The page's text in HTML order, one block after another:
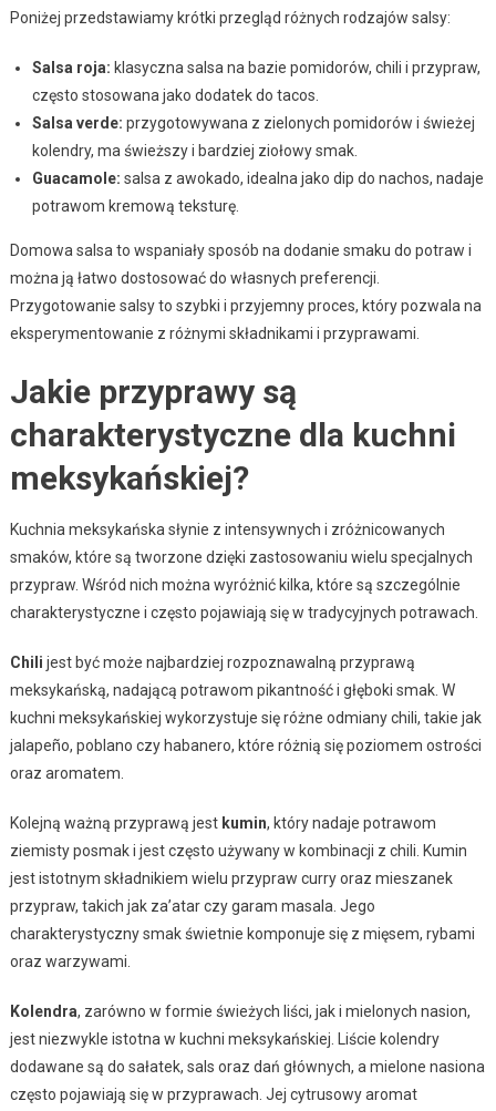
Poniżej przedstawiamy krótki przegląd różnych rodzajów salsy:
Salsa roja: klasyczna salsa na bazie pomidorów, chili i przypraw,
często stosowana jako dodatek do tacos.
Salsa verde: przygotowywana z zielonych pomidorów i świeżej
kolendry, ma świeższy i bardziej ziołowy smak.
Guacamole: salsa z awokado, idealna jako dip do nachos, nadaje
potrawom kremową teksturę.
Domowa salsa to wspaniały sposób na dodanie smaku do potraw i
można ją łatwo dostosować do własnych preferencji.
Przygotowanie salsy to szybki i przyjemny proces, który pozwala na
eksperymentowanie z różnymi składnikami i przyprawami.
Jakie przyprawy są
charakterystyczne dla kuchni
meksykańskiej?
Kuchnia meksykańska słynie z intensywnych i zróżnicowanych
smaków, które są tworzone dzięki zastosowaniu wielu specjalnych
przypraw. Wśród nich można wyróżnić kilka, które są szczególnie
charakterystyczne i często pojawiają się w tradycyjnych potrawach.
Chili jest być może najbardziej rozpoznawalną przyprawą
meksykańską, nadającą potrawom pikantność i głęboki smak. W
kuchni meksykańskiej wykorzystuje się różne odmiany chili, takie jak
jalapeño, poblano czy habanero, które różnią się poziomem ostrości
oraz aromatem.
Kolejną ważną przyprawą jest kumin, który nadaje potrawom
ziemisty posmak i jest często używany w kombinacji z chili. Kumin
jest istotnym składnikiem wielu przypraw curry oraz mieszanek
przypraw, takich jak za’atar czy garam masala. Jego
charakterystyczny smak świetnie komponuje się z mięsem, rybami
oraz warzywami.
Kolendra, zarówno w formie świeżych liści, jak i mielonych nasion,
jest niezwykle istotna w kuchni meksykańskiej. Liście kolendry
dodawane są do sałatek, sals oraz dań głównych, a mielone nasiona
często pojawiają się w przyprawach. Jej cytrusowy aromat